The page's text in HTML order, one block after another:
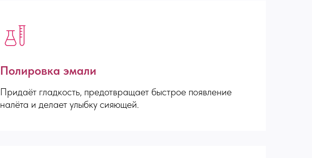
Полировка эмали
Придаёт гладкость, предотвращает быстрое появление
налёта и делает улыбку сияющей.